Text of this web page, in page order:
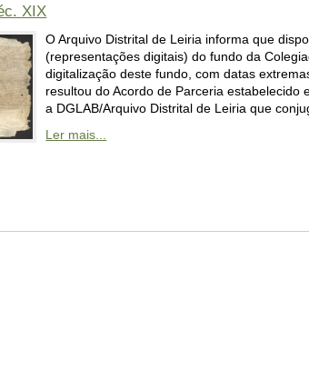
XIX
O Arquivo Distrital de Leiria informa que
(representações digitais) do fundo da
digitalização deste fundo, com datas
resultou do Acordo de Parceria estabelecido
a DGLAB/Arquivo Distrital de Leiria que
Ler mais...